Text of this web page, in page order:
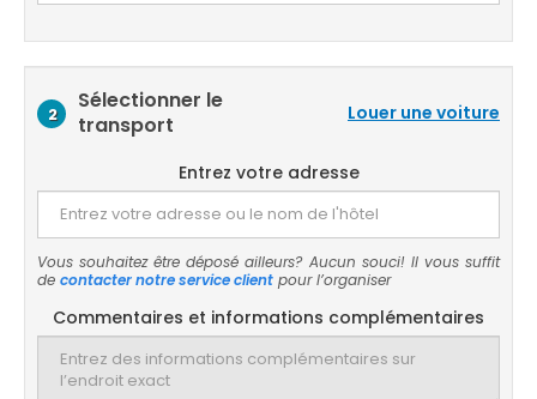
2
Sélectionner le
transport
Louer une voiture
Entrez votre adresse
Vous souhaitez être déposé ailleurs? Aucun souci! Il vous suffit
de contacter notre service client pour l’organiser
Commentaires et informations complémentaires